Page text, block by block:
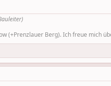
(+Prenzlauer Berg). Ich freue mich